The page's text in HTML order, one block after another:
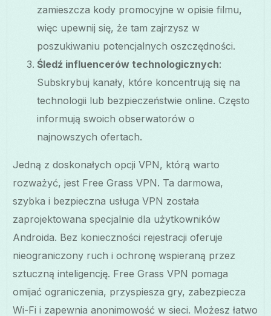
zamieszcza kody promocyjne w opisie filmu,
więc upewnij się, że tam zajrzysz w
poszukiwaniu potencjalnych oszczędności.
Śledź influencerów technologicznych:
Subskrybuj kanały, które koncentrują się na
technologii lub bezpieczeństwie online. Często
informują swoich obserwatorów o
najnowszych ofertach.
Jedną z doskonałych opcji VPN, którą warto
rozważyć, jest Free Grass VPN. Ta darmowa,
szybka i bezpieczna usługa VPN została
zaprojektowana specjalnie dla użytkowników
Androida. Bez konieczności rejestracji oferuje
nieograniczony ruch i ochronę wspieraną przez
sztuczną inteligencję. Free Grass VPN pomaga
omijać ograniczenia, przyspiesza gry, zabezpiecza
Wi-Fi i zapewnia anonimowość w sieci. Możesz łatwo